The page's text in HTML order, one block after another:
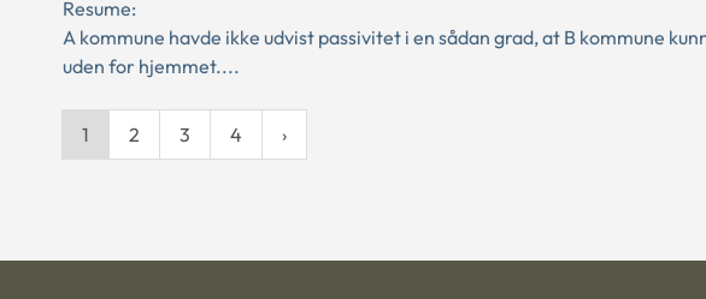
Resume:
A kommune havde ikke udvist passivitet i en sådan grad, at B kommune
uden for hjemmet....
1 2 3 4